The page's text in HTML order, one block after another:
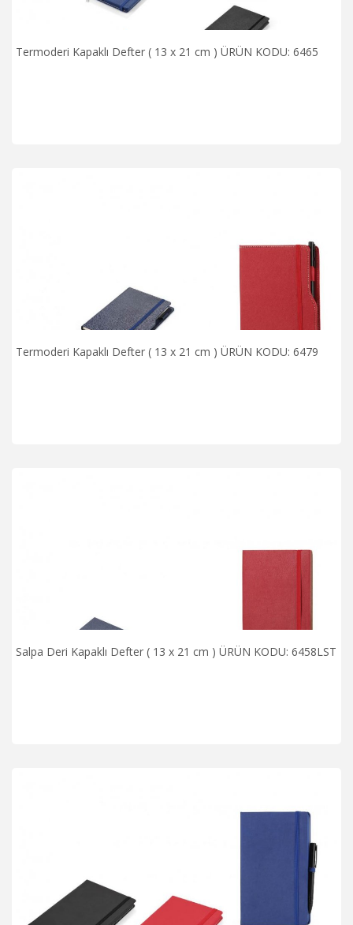
Termoderi Kapaklı Defter ( 13 x 21 cm ) ÜRÜN KODU: 6465
Termoderi Kapaklı Defter ( 13 x 21 cm ) ÜRÜN KODU: 6479
Salpa Deri Kapaklı Defter ( 13 x 21 cm ) ÜRÜN KODU: 6458LST